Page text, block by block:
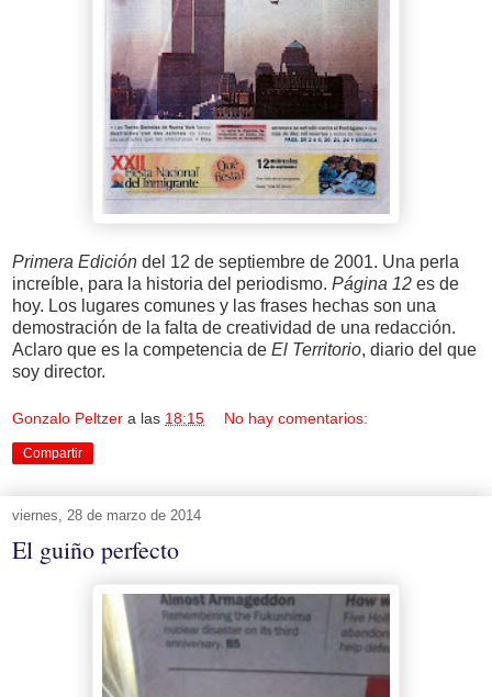
Primera Edición del 12 de septiembre de 2001. Una perla
increíble, para la historia del periodismo. Página 12 es de
hoy. Los lugares comunes y las frases hechas son una
demostración de la falta de creatividad de una redacción.
Aclaro que es la competencia de El Territorio, diario del que
soy director.
Gonzalo Peltzer a las 18:15 No hay comentarios:
Compartir
viernes, 28 de marzo de 2014
El guiño perfecto